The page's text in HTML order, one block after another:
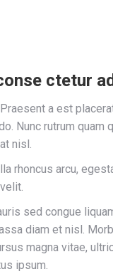
ctetur
a est
Nunc rutrum quam
nisl.
rhoncus arcu,
sed congue
diam et nisl.
magna vitae,
ipsum.